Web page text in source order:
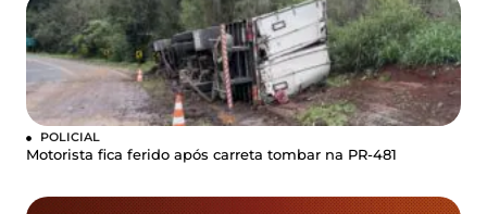
POLICIAL
Motorista fica ferido após carreta tombar na PR-481